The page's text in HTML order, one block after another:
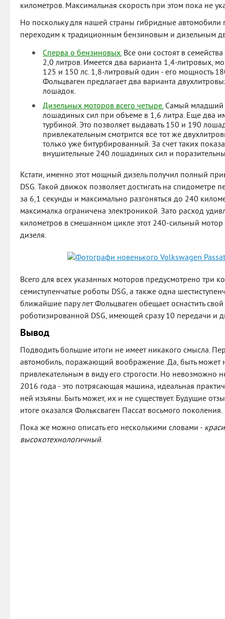
километров. Максимальная скорость при этом пока не
Но поскольку для нашей страны гибридные автомобили
переходим к традиционным бензиновым и дизельным
Сперва о бензиновых.Все они состоят в
2,0 литров. Имеется два варианта 1,4-литровых,
125 и 150 лс. 1,8-литровый один - его мощность
Фольцваген предлагает два варианта
лошадок.
Дизельных моторов всего четыре.Самый младший
лошадиных сил при объеме в 1,6 литра. Еще два
турбиной. Это позволяет выдавать 150 и 190
привлекательным смотрится все тот же
только уже битурбированный. За счет таких
внушительные 240 лошадиных сил и
Кстати, именно этот мощный дизель получил полный
DSG. Такой движок позволяет достигать на спидометре
за 6,1 секунды и максимально разгоняться до 240
максималка ограничена электроникой. Зато расход
километров в смешанном цикле этот 240-сильный мотор
дизеля.
Всего для всех указанных моторов предусмотрено три
семиступенчатые роботы DSG, а также одна
ближайшие пару лет Фольцваген обещает оснастить
роботизированной DSG, имеющей сразу 10 передачи и
Вывод
Подводить большие итоги не имеет никакого смысла.
автомобиль, поражающий воображение. Да, быть может
привлекательным в виду его строгости. Но невозможно
2016 года - это потрясающая машина, идеальная
ней изъяны. Быть может, их и не существует. Будущие
итоге оказался Фольксваген Пассат восьмого поколения.
Пока же можно описать его несколькими словами -
высокотехнологичный.